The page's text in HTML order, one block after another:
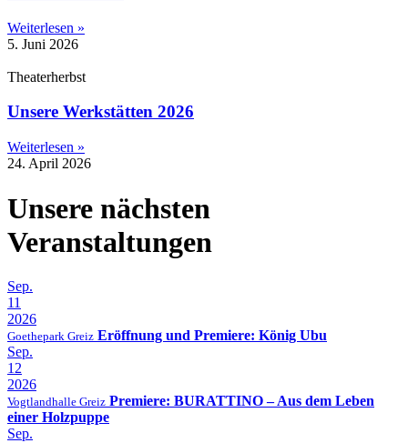
Weiterlesen »
5. Juni 2026
Theaterherbst
Unsere Werkstätten 2026
Weiterlesen »
24. April 2026
Unsere nächsten
Veranstaltungen
Sep.
11
2026
Goethepark Greiz Eröffnung und Premiere: König Ubu
Sep.
12
2026
Vogtlandhalle Greiz Premiere: BURATTINO – Aus dem Leben
einer Holzpuppe
Sep.